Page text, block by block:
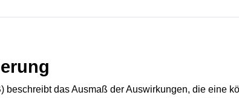
beschreibt das Ausmaß der Auswirkungen, die eine